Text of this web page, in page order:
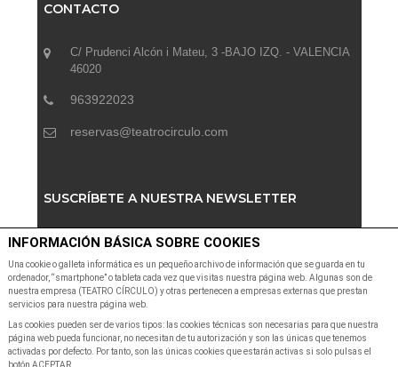
CONTACTO
C/ Prudenci Alcón i Mateu, 3 -BAJO IZQ. - VALENCIA
46020
963922023
reservas@teatrocirculo.com
SUSCRÍBETE A NUESTRA NEWSLETTER
Suscribete a nuestra Newsletter para recibir las últimas
noticias y ofertas
INFORMACIÓN BÁSICA SOBRE COOKIES
Una cookie o galleta informática es un pequeño archivo de información que se guarda en tu
ordenador, “smartphone” o tableta cada vez que visitas nuestra página web. Algunas son de
nuestra empresa (TEATRO CÍRCULO) y otras pertenecen a empresas externas que prestan
servicios para nuestra página web.
Las cookies pueden ser de varios tipos: las cookies técnicas son necesarias para que nuestra
página web pueda funcionar, no necesitan de tu autorización y son las únicas que tenemos
activadas por defecto. Por tanto, son las únicas cookies que estarán activas si solo pulsas el
botón ACEPTAR.